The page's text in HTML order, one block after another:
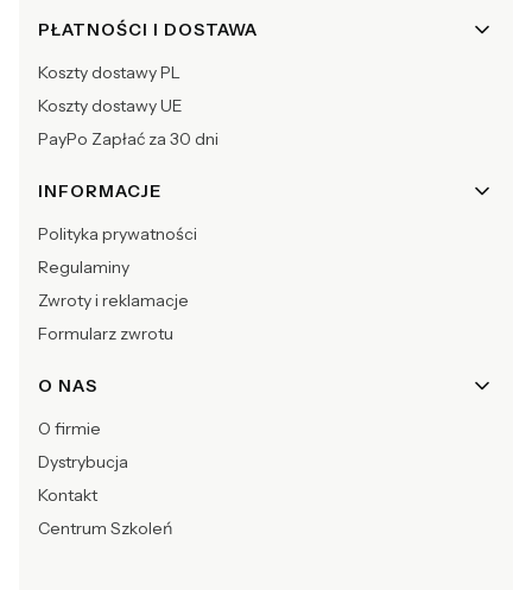
Linki w stopce
PŁATNOŚCI I DOSTAWA
Koszty dostawy PL
Koszty dostawy UE
PayPo Zapłać za 30 dni
INFORMACJE
Polityka prywatności
Regulaminy
Zwroty i reklamacje
Formularz zwrotu
O NAS
O firmie
Dystrybucja
Kontakt
Centrum Szkoleń